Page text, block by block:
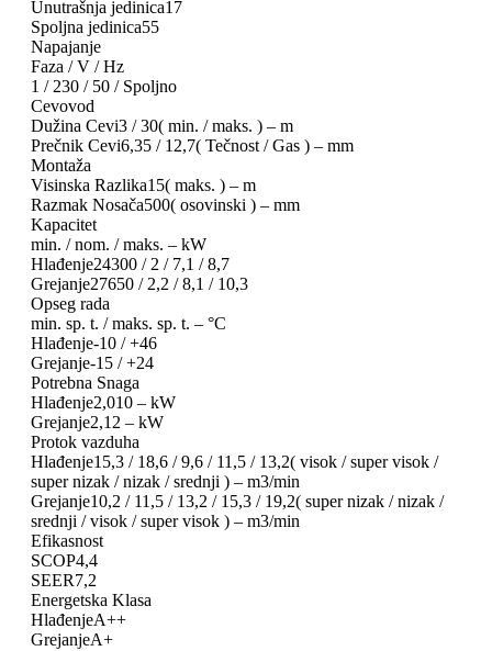
Unutrašnja jedinica17
Spoljna jedinica55
Napajanje
Faza / V / Hz
1 / 230 / 50 / Spoljno
Cevovod
Dužina Cevi3 / 30( min. / maks. ) – m
Prečnik Cevi6,35 / 12,7( Tečnost / Gas ) – mm
Montaža
Visinska Razlika15( maks. ) – m
Razmak Nosača500( osovinski ) – mm
Kapacitet
min. / nom. / maks. – kW
Hlađenje24300 / 2 / 7,1 / 8,7
Grejanje27650 / 2,2 / 8,1 / 10,3
Opseg rada
min. sp. t. / maks. sp. t. – °C
Hlađenje-10 / +46
Grejanje-15 / +24
Potrebna Snaga
Hlađenje2,010 – kW
Grejanje2,12 – kW
Protok vazduha
Hlađenje15,3 / 18,6 / 9,6 / 11,5 / 13,2( visok / super visok /
super nizak / nizak / srednji ) – m3/min
Grejanje10,2 / 11,5 / 13,2 / 15,3 / 19,2( super nizak / nizak /
srednji / visok / super visok ) – m3/min
Efikasnost
SCOP4,4
SEER7,2
Energetska Klasa
HlađenjeA++
GrejanjeA+